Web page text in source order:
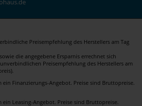
Preisempfehlung des Herstellers am Tag
die angegebene Ersparnis errechnet sich
Preisempfehlung des Herstellers am
ein Finanzierungs-Angebot. Preise sind Bruttopreise.
ein Leasing-Angebot. Preise sind Bruttopreise.